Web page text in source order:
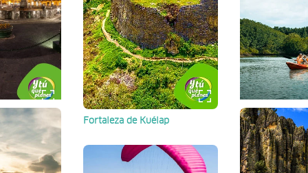
Fortaleza de Kuélap
Amazonas
Santuario
Manglares de
Tumbes